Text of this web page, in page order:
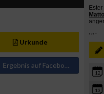
Urkunde
Ergebnis auf Facebook teilen
12
13